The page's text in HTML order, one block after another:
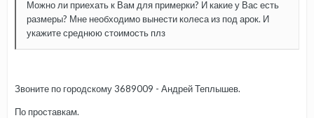
Можно ли приехать к Вам для примерки? И какие у Вас есть
размеры? Мне необходимо вынести колеса из под арок. И
укажите среднюю стоимость плз
Звоните по городскому 3689009 - Андрей Теплышев.
По проставкам.